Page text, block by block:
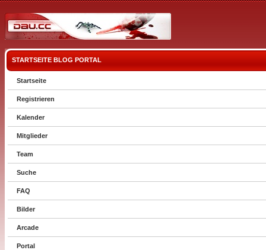
STARTSEITE BLOG PORTAL
Startseite
Registrieren
Kalender
Mitglieder
Team
Suche
FAQ
Bilder
Arcade
Portal